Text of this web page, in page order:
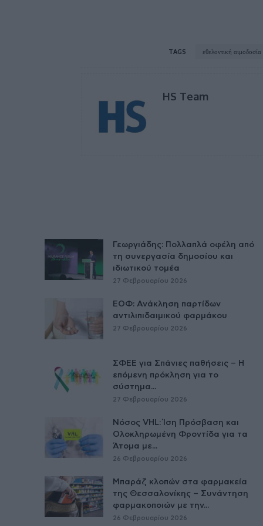
TAGS εθελοντική αιμοδοσία
HS Team
Γεωργιάδης: Πολλαπλά οφέλη από
τη συνεργασία δημοσίου και
ιδιωτικού τομέα
27 Φεβρουαρίου 2026
ΕΟΦ: Ανάκληση παρτίδων
αντιλιπιδαιμικού φαρμάκου
27 Φεβρουαρίου 2026
ΣΦΕΕ για Σπάνιες παθήσεις – Η
επόμενη πρόκληση για το
σύστημα...
27 Φεβρουαρίου 2026
Νόσος VHL: Ίση Πρόσβαση και
Ολοκληρωμένη Φροντίδα για τα
Άτομα με...
26 Φεβρουαρίου 2026
Μπαράζ κλοπών στα φαρμακεία
της Θεσσαλονίκης – Συνάντηση
φαρμακοποιών με την...
26 Φεβρουαρίου 2026